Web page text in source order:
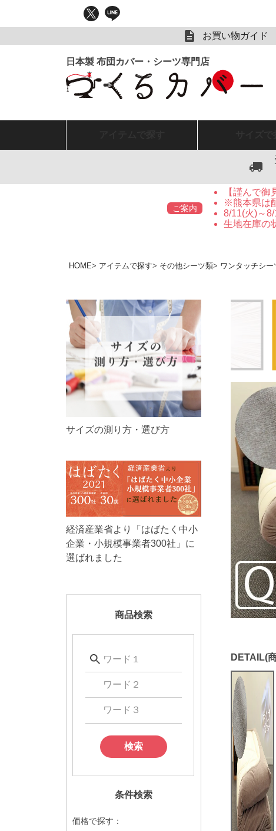
お買い物ガイド
ご案内
【謹んで
※熊本県は
8/11(火)～
生地在庫の
HOME アイテムで探す その他シーツ類 ワンタッチシー
サイズの測り方・選び方
経済産業省より「はばたく中小
企業・小規模事業者300社」に
選ばれました
商品検索
検索
条件検索
価格で探す：